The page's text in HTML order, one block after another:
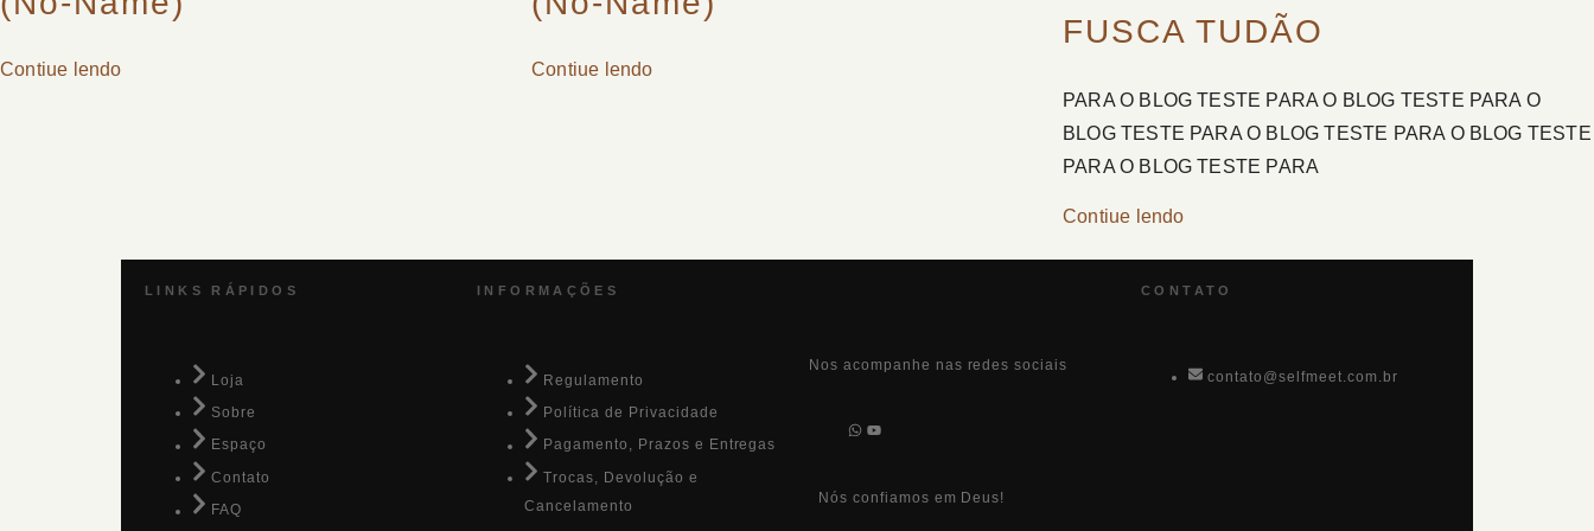
Contiue lendo Contiue lendo
FUSCA TUDÃO
PARA O BLOG TESTE PARA O BLOG TESTE PARA O
BLOG TESTE PARA O BLOG TESTE PARA O BLOG TESTE
PARA O BLOG TESTE PARA
Contiue lendo
LINKS RÁPIDOS
Loja
Sobre
Espaço
Contato
FAQ
INFORMAÇÕES
Regulamento
Política de Privacidade
Pagamento, Prazos e Entregas
Trocas, Devolução e
Cancelamento
Nos acompanhe nas redes sociais
Nós confiamos em Deus!
CONTATO
contato@selfmeet.com.br